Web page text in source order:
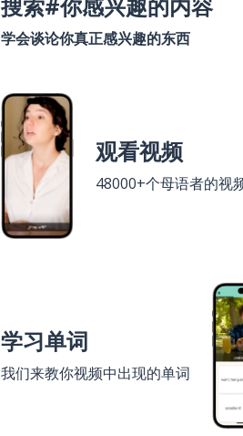
学会谈论你真正感兴趣的东西
观看视频
48000+个母语者的视
学习单词
我们来教你视频中出现的单词